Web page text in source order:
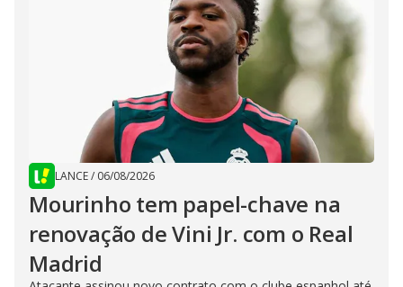
LANCE/ 06/08/2026
Mourinho tem papel-chave na
renovação de Vini Jr. com o Real
Madrid